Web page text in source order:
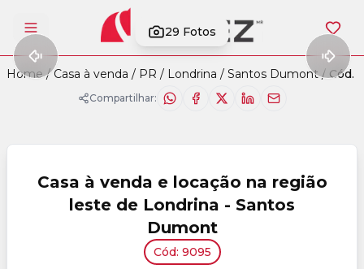
Abrir menu 29 Fotos
Home / Casa à venda / PR / Londrina / Santos Dumont / Cód.
Compartilhar:
Casa à venda e locação na região
leste de Londrina - Santos
Dumont
Cód: 9095